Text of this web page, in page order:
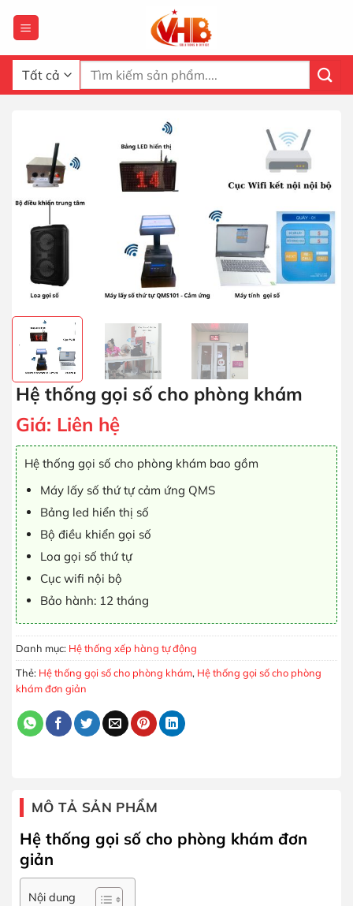
qua
dung
Tìm
kiếm:
Hệ thống gọi số cho phòng khám
Giá: Liên hệ
Hệ thống gọi số cho phòng khám bao gồm
Máy lấy số thứ tự cảm ứng QMS
Bảng led hiển thị số
Bộ điều khiển gọi số
Loa gọi số thứ tự
Cục wifi nội bộ
Bảo hành: 12 tháng
Danh mục: Hệ thống xếp hàng tự động
Thẻ: Hệ thống gọi số cho phòng khám, Hệ thống gọi số cho phòng
khám đơn giản
MÔ TẢ SẢN PHẨM
Hệ thống gọi số cho phòng khám đơn
giản
Nội dung